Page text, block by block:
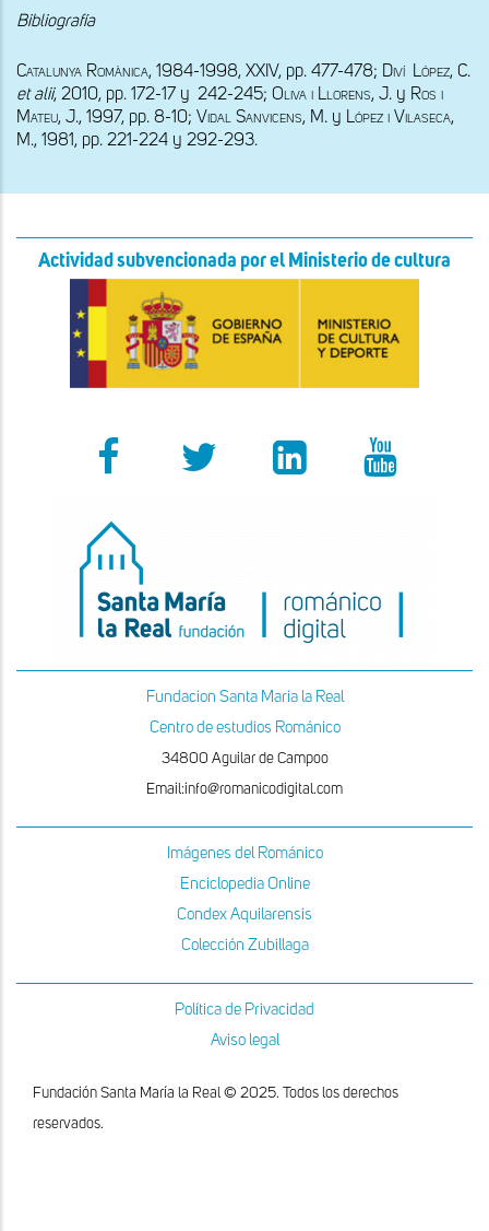
Bibliografía
Catalunya Romànica, 1984-1998, XXIV, pp. 477-478;
et alii, 2010, pp. 172-17 y  242-245; Oliva i Llorens, J. y Ros i
Mateu, J., 1997, pp. 8-10; Vidal Sanvicens, M. y López i Vilaseca
M., 1981, pp. 221-224 y 292-293.
Actividad subvencionada por el Ministerio de cultura
Fundacion Santa Maria la Real
Centro de estudios Románico
34800 Aguilar de Campoo
Email:info@romanicodigital.com
Imágenes del Románico
Enciclopedia Online
Condex Aquilarensis
Colección Zubillaga
Política de Privacidad
Aviso legal
Fundación Santa María la Real © 2025. Todos los derechos
reservados.